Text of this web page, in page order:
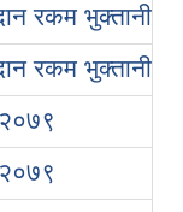
रकम भुक्तानी
रकम भुक्तानी